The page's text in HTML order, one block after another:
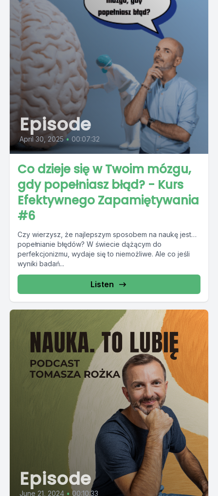
Episode
April 30, 2025 • 00:07:32
Co dzieje się w Twoim mózgu,
gdy popełniasz błąd? - Kurs
Efektywnego Zapamiętywania
#6
Czy wierzysz, że najlepszym sposobem na naukę jest…
popełnianie błędów? W świecie dążącym do
perfekcjonizmu, wydaje się to niemożliwe. Ale co jeśli
wyniki badań...
Listen
Episode
June 21, 2024 • 00:10:33